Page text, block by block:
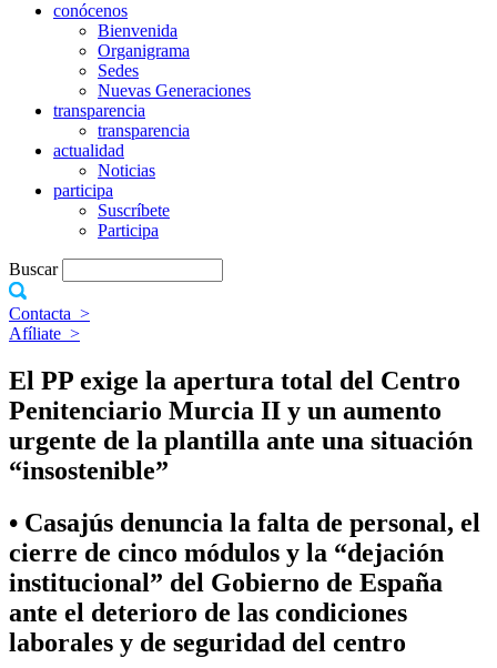
conócenos
Bienvenida
Organigrama
Sedes
Nuevas Generaciones
transparencia
transparencia
actualidad
Noticias
participa
Suscríbete
Participa
Buscar
Contacta >
Afíliate >
El PP exige la apertura total del Centro
Penitenciario Murcia II y un aumento
urgente de la plantilla ante una situación
“insostenible”
• Casajús denuncia la falta de personal, el
cierre de cinco módulos y la “dejación
institucional” del Gobierno de España
ante el deterioro de las condiciones
laborales y de seguridad del centro